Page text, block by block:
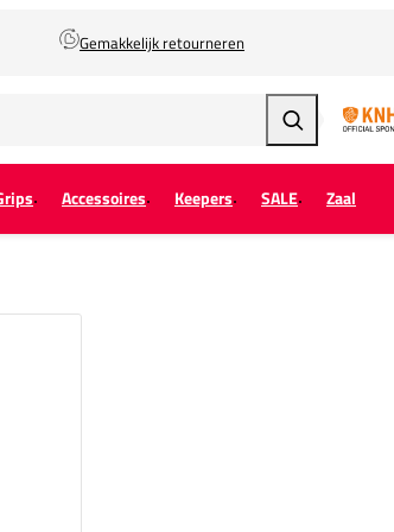
Gemakkelijk retourneren
Zoeken
Accessoires Keepers SALE Zaal